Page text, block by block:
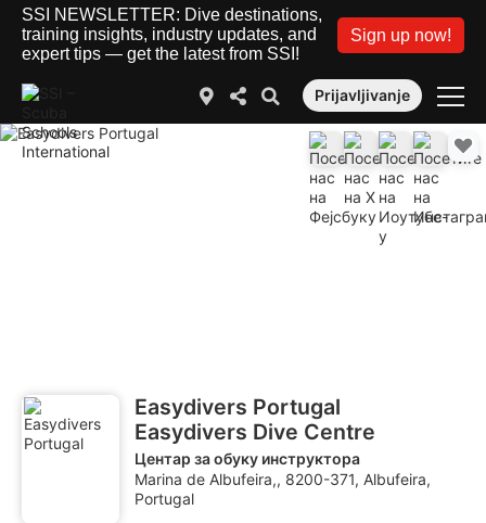
SSI NEWSLETTER: Dive destinations,
training insights, industry updates, and
expert tips — get the latest from SSI!
Sign up now!
Prijavljivanje
Easydivers Portugal
Easydivers Dive Centre
Центар за обуку инструктора
Marina de Albufeira,, 8200-371, Albufeira,
Portugal